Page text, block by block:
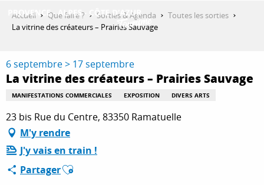
QUE FAIRE ?
SÉJOURNER
Accueil Que faire ? Sorties & Agenda
Toutes les sorties
La vitrine des créateurs – Prairies Sauvage
6 septembre > 17 septembre
La vitrine des créateurs – Prairies Sauvage
MANIFESTATIONS COMMERCIALES EXPOSITION DIVERS ARTS
23 bis Rue du Centre, 83350 Ramatuelle
M'y rendre
J'y vais en train !
PartagerAjouter aux favoris